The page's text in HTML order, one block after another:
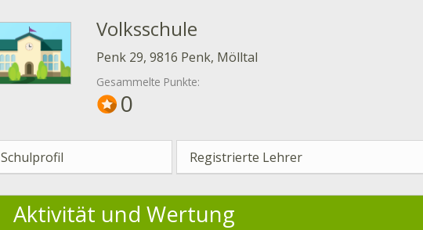
Volksschule
Penk 29, 9816 Penk, Mölltal
Gesammelte Punkte:
0
Schulprofil Registrierte Lehrer
Aktivität und Wertung